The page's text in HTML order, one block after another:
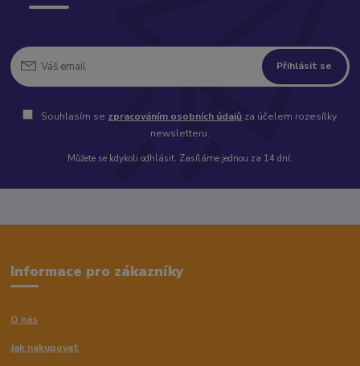
Přihlásit se
Souhlasím se zpracováním osobních údajů za účelem rozesílky
newsletteru.
Můžete se kdykoli odhlásit. Zasíláme jednou za 14 dní.
Informace pro zákazníky
O nás
Jak nakupovat